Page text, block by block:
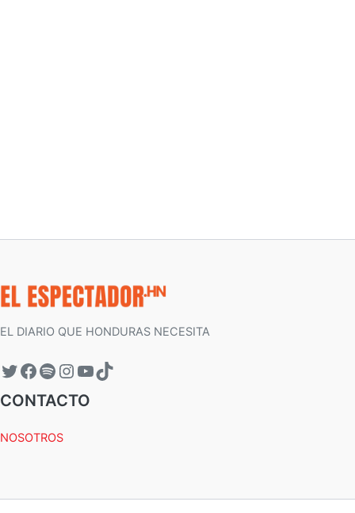
EL DIARIO QUE HONDURAS NECESITA
CONTACTO
NOSOTROS